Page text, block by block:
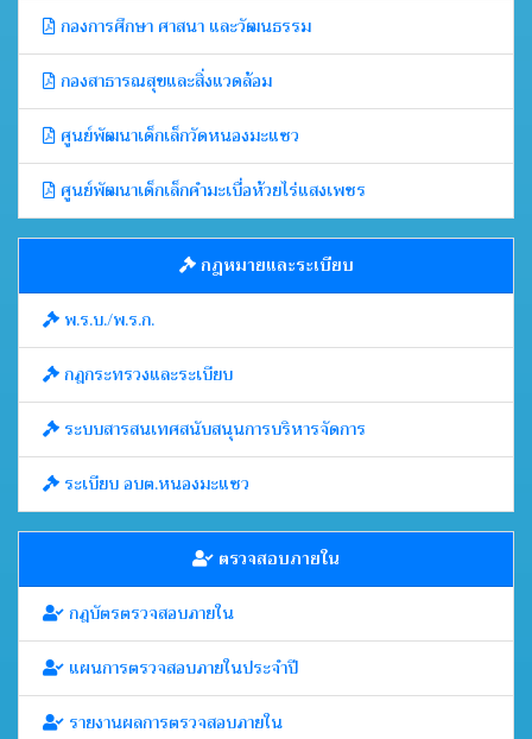
กองการศึกษา ศาสนา และวัฒนธรรม
กองสาธารณสุขและสิ่งแวดล้อม
ศูนย์พัฒนาเด็กเล็กวัดหนองมะแซว
ศูนย์พัฒนาเด็กเล็กคำมะเบื่อห้วยไร่แสงเพชร
กฎหมายและระเบียบ
พ.ร.บ./พ.ร.ก.
กฎกระทรวงและระเบียบ
ระบบสารสนเทศสนับสนุนการบริหารจัดการ
ระเบียบ อบต.หนองมะแซว
ตรวจสอบภายใน
กฎบัตรตรวจสอบภายใน
แผนการตรวจสอบภายในประจำปี
รายงานผลการตรวจสอบภายใน